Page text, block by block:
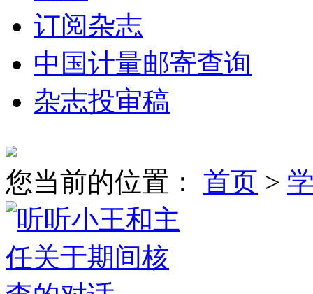
订阅杂志
中国计量邮寄查询
杂志投审稿
您当前的位置： 首页 >